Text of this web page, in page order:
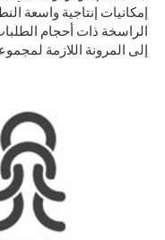
إمكانيات إنتاجية واسعة
الراسخة ذات أحجام
إلى المرونة اللازمة